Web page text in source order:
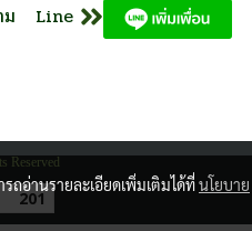
ม Line
Reserved
201
ถอ่านรายละเอียดเพิ่มเติมได้ที่นโยบาย